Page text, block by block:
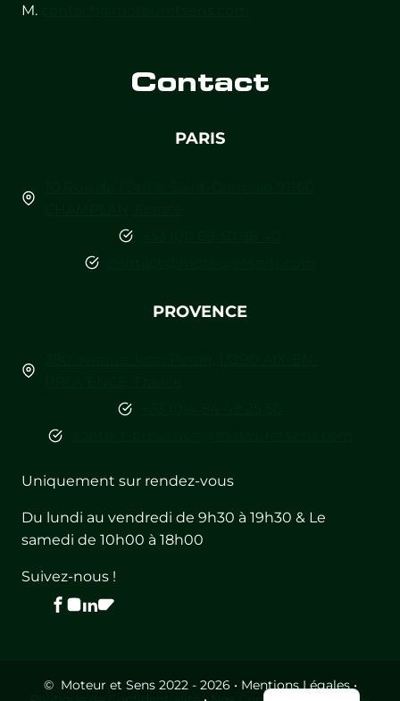
M.
Contact
PARIS
PROVENCE
Uniquement sur rendez-vous
Du lundi au vendredi de 9h30 à 19h30 & Le
samedi de 10h00 à 18h00
Suivez-nous !
© Moteur et Sens 2022 - 2026 • Mentions Légales •
English